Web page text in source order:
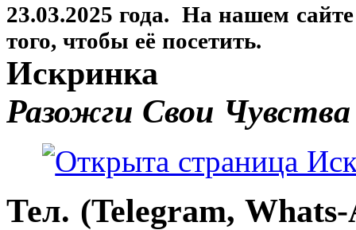
23.03.2025 года. На нашем
того, чтобы её посетить.
Искринка
Разожги Свои Чувства
Тел. (Telegram,